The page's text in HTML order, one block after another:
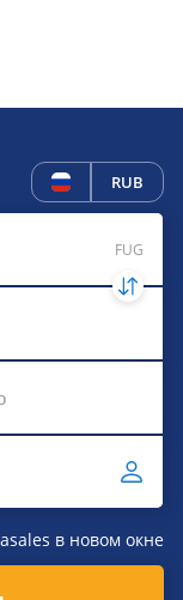
RUB
FUG
в новом окне